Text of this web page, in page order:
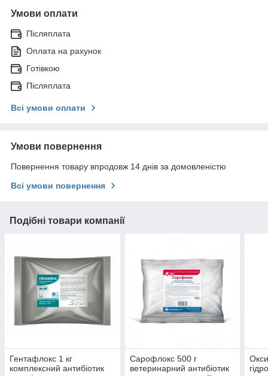
Умови оплати
Післяплата
Оплата на рахунок
Готівкою
Післяплата
Всі умови оплати
Умови повернення
Повернення товару впродовж 14 днів за домовленістю
Всі умови повернення
Подібні товари компанії
Гентафлокс 1 кг
комплексний антибіотик
Сарофлокс 500 г
ветеринарний антибіотик